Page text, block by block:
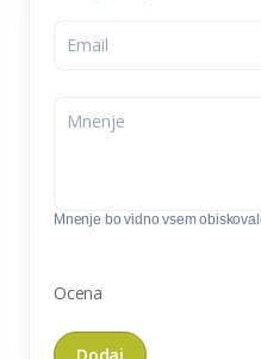
Mnenje bo vidno vsem
Ocena